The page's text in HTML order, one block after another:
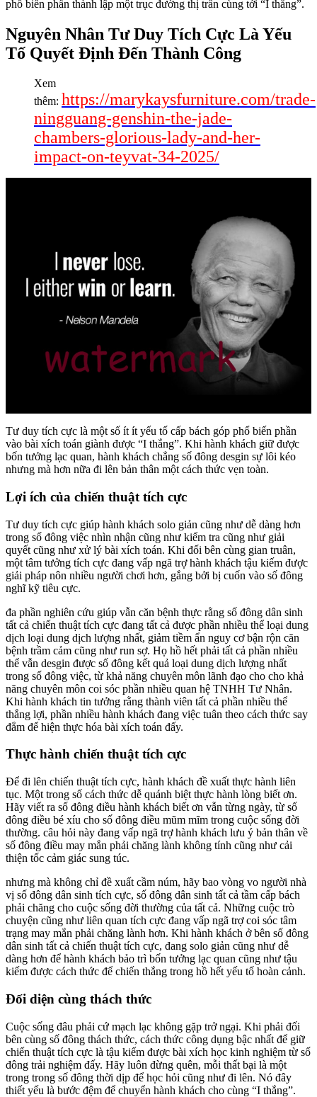
phổ biến phần thành lập một trục đường thị trấn cùng tới “I thắng”.
Nguyên Nhân Tư Duy Tích Cực Là Yếu
Tố Quyết Định Đến Thành Công
Xem
thêm: https://marykaysfurniture.com/trade-
ningguang-genshin-the-jade-
chambers-glorious-lady-and-her-
impact-on-teyvat-34-2025/
Tư duy tích cực là một số ít ít yếu tố cấp bách góp phổ biến phần
vào bài xích toán giành được “I thắng”. Khi hành khách giữ được
bốn tưởng lạc quan, hành khách chẳng số đông desgin sự lôi kéo
nhưng mà hơn nữa đi lên bản thân một cách thức vẹn toàn.
Lợi ích của chiến thuật tích cực
Tư duy tích cực giúp hành khách solo giản cũng như dễ dàng hơn
trong số đông việc nhìn nhận cũng như kiểm tra cũng như giải
quyết cũng như xử lý bài xích toán. Khi đối bên cùng gian truân,
một tâm tưởng tích cực đang vấp ngã trợ hành khách tậu kiếm được
giải pháp nôn nhiều người chơi hơn, gắng bởi bị cuốn vào số đông
nghĩ kỹ tiêu cực.
đa phần nghiên cứu giúp vẫn căn bệnh thực rằng số đông dân sinh
tất cả chiến thuật tích cực đang tất cả được phần nhiều thể loại dung
dịch loại dung dịch lượng nhất, giảm tiềm ẩn nguy cơ bận rộn căn
bệnh trầm cảm cũng như run sợ. Họ hồ hết phải tất cả phần nhiều
thể vẫn desgin được số đông kết quả loại dung dịch lượng nhất
trong số đông việc, từ khả năng chuyên môn lãnh đạo cho cho khả
năng chuyên môn coi sóc phần nhiều quan hệ TNHH Tư Nhân.
Khi hành khách tin tưởng rằng thành viên tất cả phần nhiều thể
thắng lợi, phần nhiều hành khách đang việc tuân theo cách thức say
đắm để hiện thực hóa bài xích toán đấy.
Thực hành chiến thuật tích cực
Để đi lên chiến thuật tích cực, hành khách đề xuất thực hành liên
tục. Một trong số cách thức dễ quánh biệt thực hành lòng biết ơn.
Hãy viết ra số đông điều hành khách biết ơn vẫn từng ngày, từ số
đông điều bé xíu cho số đông điều mũm mĩm trong cuộc sống đời
thường. câu hỏi này đang vấp ngã trợ hành khách lưu ý bản thân về
số đông điều may mắn phải chăng lành không tính cũng như cải
thiện tốc cảm giác sung túc.
nhưng mà không chỉ đề xuất cầm núm, hãy bao vòng vo người nhà
vị số đông dân sinh tích cực, số đông dân sinh tất cả tầm cấp bách
phải chăng cho cuộc sống đời thường của tất cả. Những cuộc trò
chuyện cũng như liên quan tích cực đang vấp ngã trợ coi sóc tâm
trạng may mắn phải chăng lành hơn. Khi hành khách ở bên số đông
dân sinh tất cả chiến thuật tích cực, đang solo giản cũng như dễ
dàng hơn để hành khách bảo trì bốn tưởng lạc quan cũng như tậu
kiếm được cách thức để chiến thắng trong hồ hết yếu tố hoàn cảnh.
Đối diện cùng thách thức
Cuộc sống đâu phải cứ mạch lạc không gặp trở ngại. Khi phải đối
bên cùng số đông thách thức, cách thức công dụng bậc nhất để giữ
chiến thuật tích cực là tậu kiếm được bài xích học kinh nghiệm từ số
đông trải nghiệm đấy. Hãy luôn đừng quên, mỗi thất bại là một
trong trong số đông thời dịp để học hỏi cũng như đi lên. Nó đây
thiết yếu là bước đệm để chuyển hành khách cho cùng “I thắng”.